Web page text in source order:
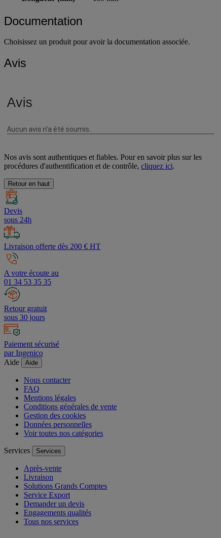
Documentation
Avis
Nos avis sont authentiques et fiables. Pour en savoir plus sur les
Retour en haut
Devis
sous 24h
Livraison offerte dès 200 € HT
A votre écoute au
01 34 53 35 35
Retour gratuit
sous 30 jours
Paiement sécurisé
par Ingenico
Aide
Nous contacter
FAQ
Mentions légales
Conditions générales de vente
Gestion des cookies
Données personnelles
Services
Après-vente
Livraison
Solutions Grands Comptes
Service Export
Demander un devis
Engagements qualités